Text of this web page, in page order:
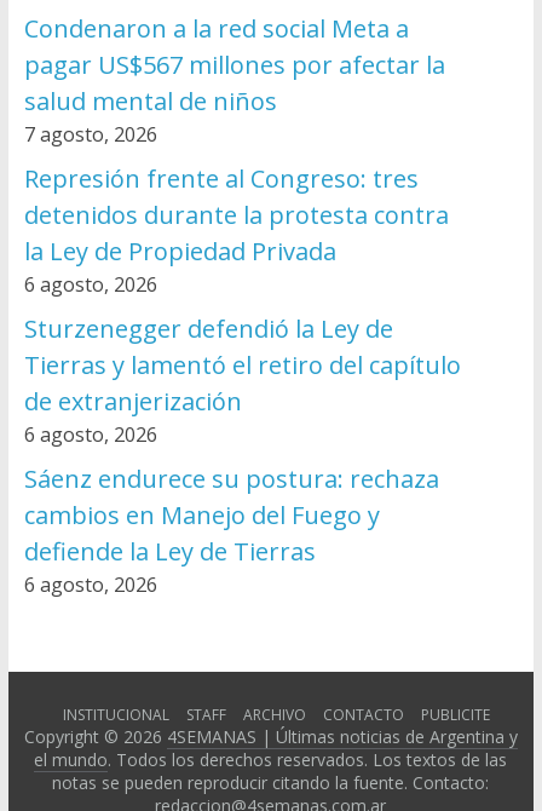
Condenaron a la red social Meta a
pagar US$567 millones por afectar la
salud mental de niños
7 agosto, 2026
Represión frente al Congreso: tres
detenidos durante la protesta contra
la Ley de Propiedad Privada
6 agosto, 2026
Sturzenegger defendió la Ley de
Tierras y lamentó el retiro del capítulo
de extranjerización
6 agosto, 2026
Sáenz endurece su postura: rechaza
cambios en Manejo del Fuego y
defiende la Ley de Tierras
6 agosto, 2026
INSTITUCIONAL STAFF ARCHIVO CONTACTO PUBLICITE
Copyright © 2026 4SEMANAS | Últimas noticias de Argentina y
el mundo. Todos los derechos reservados. Los textos de las
notas se pueden reproducir citando la fuente. Contacto:
redaccion@4semanas.com.ar